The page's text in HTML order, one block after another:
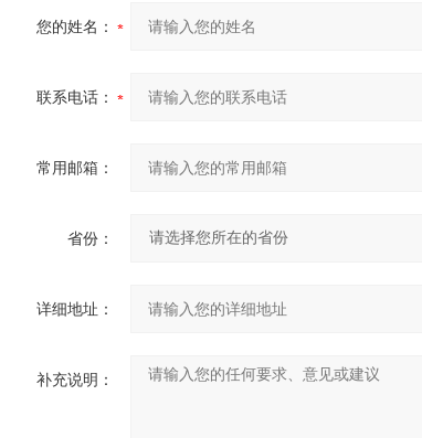
您的姓名：
联系电话：
常用邮箱：
省份：
详细地址：
补充说明：